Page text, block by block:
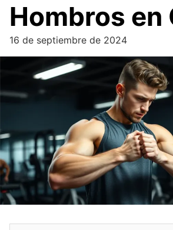
Hombros en
16 de septiembre de 2024